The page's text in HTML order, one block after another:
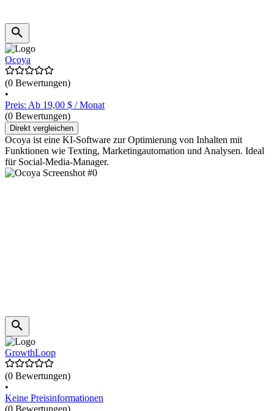
Ocoya
(0 Bewertungen)
•
Preis: Ab 19,00 $ / Monat
(0 Bewertungen)
Direkt vergleichen
Ocoya ist eine KI-Software zur Optimierung von Inhalten mit
Funktionen wie Texting, Marketingautomation und Analysen. Ideal
für Social-Media-Manager.
GrowthLoop
(0 Bewertungen)
•
Keine Preisinformationen